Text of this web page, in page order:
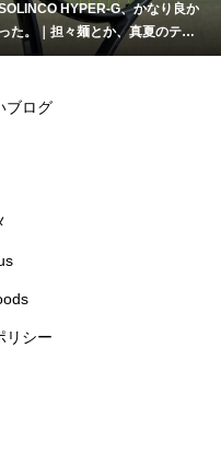
援とか、応援とか。｜熊本地震
と早稲田大学庭球部クラウドファ
ディング
ブログ
リシー